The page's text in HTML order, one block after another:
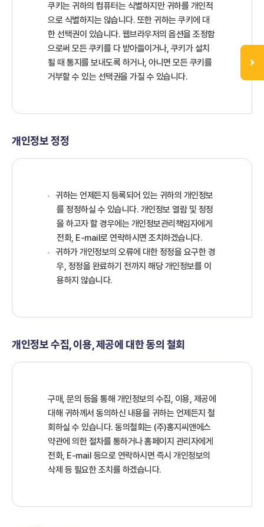
쿠키는 귀하의 컴퓨터는 식별하지만 귀하를 개인적
으로 식별하지는 않습니다. 또한 귀하는 쿠키에 대
한 선택권이 있습니다. 웹브라우저의 옵션을 조정함
으로써 모든 쿠키를 다 받아들이거나, 쿠키가 설치
될 때 통지를 보내도록 하거나, 아니면 모든 쿠키를
거부할 수 있는 선택권을 가질 수 있습니다.
개인정보 정정
귀하는 언제든지 등록되어 있는 귀하의 개인정보
를 정정하실 수 있습니다. 개인정보 열람 및 정정
을 하고자 할 경우에는 개인정보관리책임자에게
전화, E-mail로 연락하시면 조치하겠습니다.
귀하가 개인정보의 오류에 대한 정정을 요구한 경
우, 정정을 완료하기 전까지 해당 개인정보를 이
용하지 않습니다.
개인정보 수집, 이용, 제공에 대한 동의 철회
구매, 문의 등을 통해 개인정보의 수집, 이용, 제공에
대해 귀하께서 동의하신 내용을 귀하는 언제든지 철
회하실 수 있습니다. 동의철회는 (주)홍지씨앤에스
약관에 의한 절차를 통하거나 홈페이지 관리자에게
전화, E-mail 등으로 연락하시면 즉시 개인정보의
삭제 등 필요한 조치를 하겠습니다.